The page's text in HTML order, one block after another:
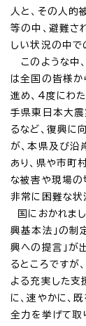
人と、その人的
等の中、避難さ
しい状況の中で
このような中
は全国の皆様か
進め、4度にわ
手県東日本大震
るなど、復興に
が、本県及び沿
あり、県や市町
な被害や現場の
非常に困難な状
国におかれま
興基本法」の制
興への提言」が
るところですが
よる充実した支
に、速やかに、
全力を挙げて取